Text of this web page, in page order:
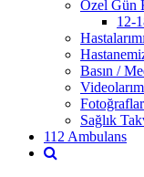
Özel Gün
12-
Basın /
Sağlık
112 Ambulans